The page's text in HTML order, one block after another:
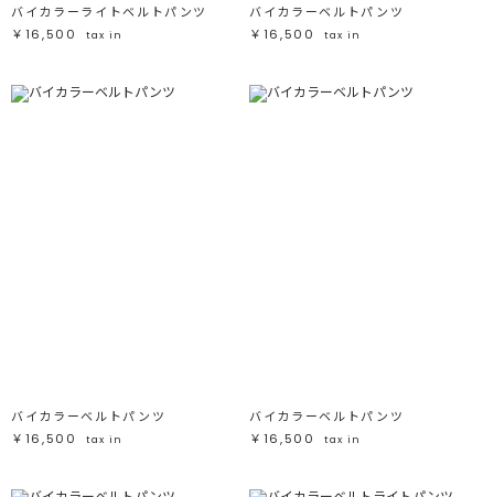
バイカラーライトベルトパンツ
￥16,500
tax in
バイカラーベルトパンツ
￥16,500
tax in
バイカラーベルトパンツ
￥16,500
tax in
バイカラーベルトパンツ
￥16,500
tax in